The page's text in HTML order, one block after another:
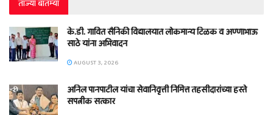
ताज्या बातम्या
के.डी. गावित सैनिकी विद्यालयात लोकमान्य टिळक व अण्णाभाऊ
साठे यांना अभिवादन
AUGUST 3, 2026
अनिल पानपाटील यांचा सेवानिवृत्ती निमित्त तहसीदारांच्या हस्ते
सपत्नीक सत्कार